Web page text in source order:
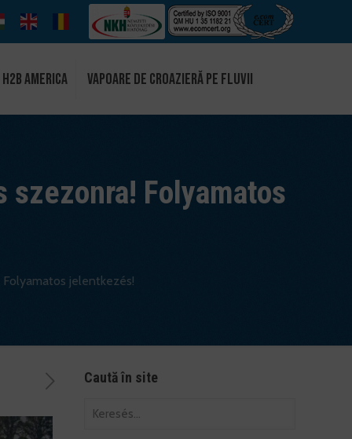
America Vapoare de croazieră pe fluvii
szezonra! Folyamatos
jelentkezés!
Caută în site